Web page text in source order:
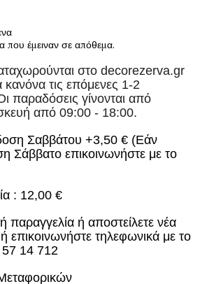
που έμειναν σε απόθεμα.
στο decorezerva.gr
κανόνα τις επόμενες 1-2
παραδόσεις γίνονται από
από 09:00 - 18:00.
Σαββάτου +3,50 € (Εάν
Σάββατο επικοινωνήστε με το
: 12,00 €
παραγγελία ή αποστείλετε νέα
επικοινωνήστε τηλεφωνικά με το
57 14 712